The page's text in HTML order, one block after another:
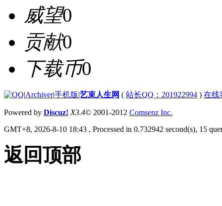
威望0
贡献0
下载币0
|Archiver|手机版|艺束人生网 ( 站长QQ：201922994 ) 在线
Powered by Discuz! X3.4© 2001-2012 Comsenz Inc.
GMT+8, 2026-8-10 18:43 , Processed in 0.732942 second(s), 15
返回顶部